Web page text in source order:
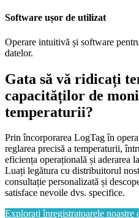
Software ușor de utilizat
Operare intuitivă și software
datelor.
Gata să vă ridicați
capacităților de
temperaturii?
Prin încorporarea LogTag în
reglarea precisă a temperaturii,
eficiența operațională și aderarea
Luați legătura cu distribuitorul
consultație personalizată și
satisface nevoile dvs. specifice.
Explorați înregistratoarele noastre